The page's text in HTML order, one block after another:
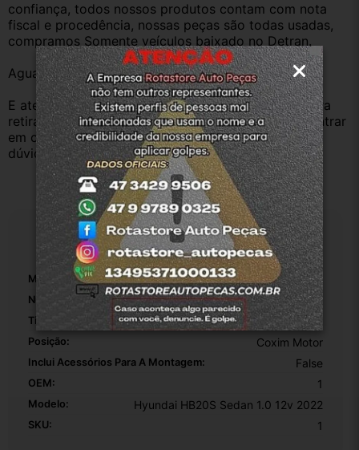
confiança, todos nossos produtos contam com nota
fiscal e procedência, nossas peças são todas usadas,
compramos Somente veículos baixado no Detran.
Aguardamos sua pergunta ou compra.
E atenderemos o quanto antes, caso o cliente prefira
retirar na nossa loja física também aceitamos, só entrar
em contato com a equipe Rotasul e tiramos suas
dúvidas.
Especificações
Marca: Hyundai
Número De Peça: 21810r1500
Tipo De Veículo: Carro/Caminhonete
Posição: Coxim Motor
Inclui Acessórios Para A Montagem: False
OEM: 1
Modelo: Hyundai HB20S Sedan 1.0 12v 2022
SKU: 1